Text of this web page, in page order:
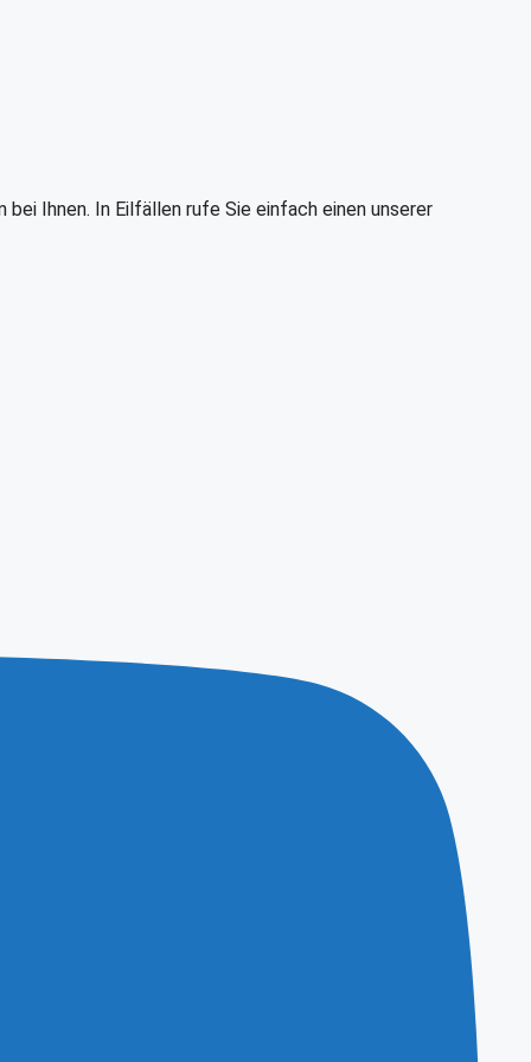
Ihnen. In Eilfällen rufe Sie einfach einen unserer